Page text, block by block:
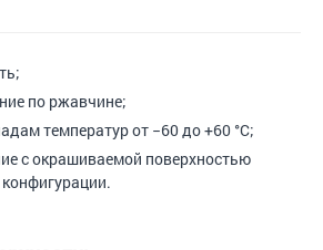
по ржавчине;
температур от −60 до +60 °С;
с окрашиваемой поверхностью